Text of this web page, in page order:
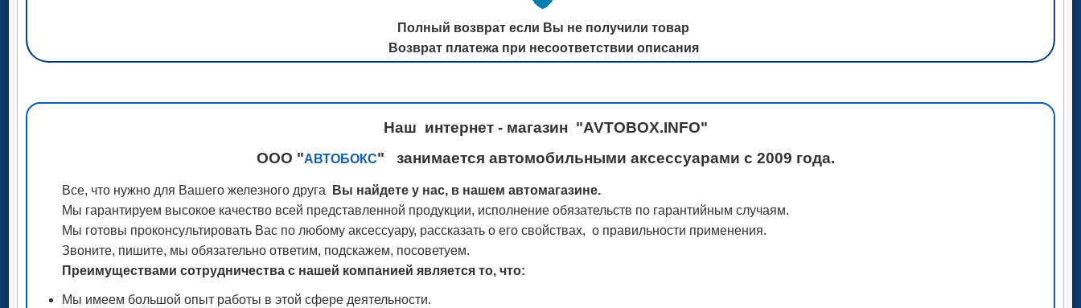
Полный возврат если Вы не получили товар
Возврат платежа при несоответствии описания
Наш интернет - магазин "AVTOBOX.INFO"
ООО "АВТОБОКС" занимается автомобильными аксессуарами с 2009 года.
Все, что нужно для Вашего железного друга
Вы найдете у нас, в нашем автомагазине.
Мы гарантируем высокое качество всей представленной продукции, исполнение обязательств по гарантийным случаям.
Мы готовы проконсультировать Вас по любому аксессуару, рассказать о его свойствах, о правильности применения.
Звоните, пишите, мы обязательно ответим, подскажем, посоветуем.
Преимуществами сотрудничества с нашей компанией является то, что:
Мы имеем большой опыт работы в этой сфере деятельности.